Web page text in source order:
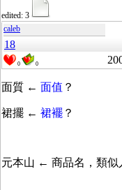
edited: 3
caleb
18
0 0
面質 ← 面值 ？
裙擺 ← 裙襬 ？
元本山 ← 商品名，類似